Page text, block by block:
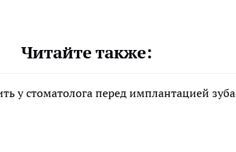
Читайте также:
у стоматолога перед имплантацией зуба